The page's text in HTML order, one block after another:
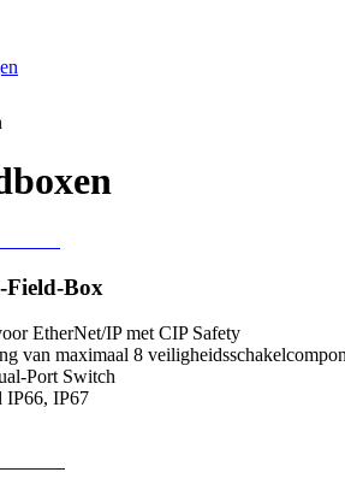
Field-Box
EtherNet/IP met CIP Safety
van maximaal 8
Port Switch
IP66, IP67